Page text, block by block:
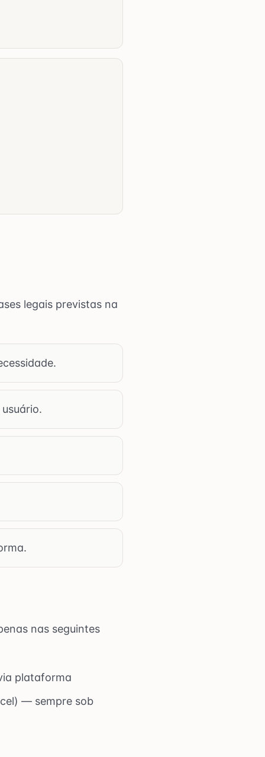
legais previstas na
nas seguintes
plataforma
— sempre sob